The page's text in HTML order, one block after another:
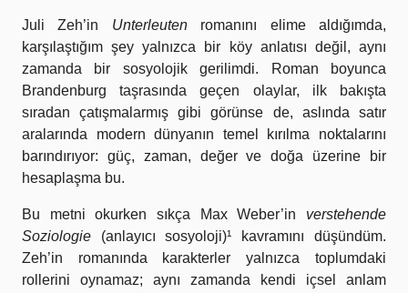
Juli Zeh’in Unterleutenromanını elime aldığımda,
karşılaştığım şey yalnızca bir köy anlatısı değil, aynı
zamanda bir sosyolojik gerilimdi. Roman boyunca
Brandenburg taşrasında geçen olaylar, ilk bakışta
sıradan çatışmalarmış gibi görünse de, aslında satır
aralarında modern dünyanın temel kırılma noktalarını
barındırıyor: güç, zaman, değer ve doğa üzerine bir
hesaplaşma bu.
Bu metni okurken sıkça Max Weber’in verstehende
Soziologie (anlayıcı sosyoloji)¹ kavramını düşündüm.
Zeh’in romanında karakterler yalnızca toplumdaki
rollerini oynamaz; aynı zamanda kendi içsel anlam